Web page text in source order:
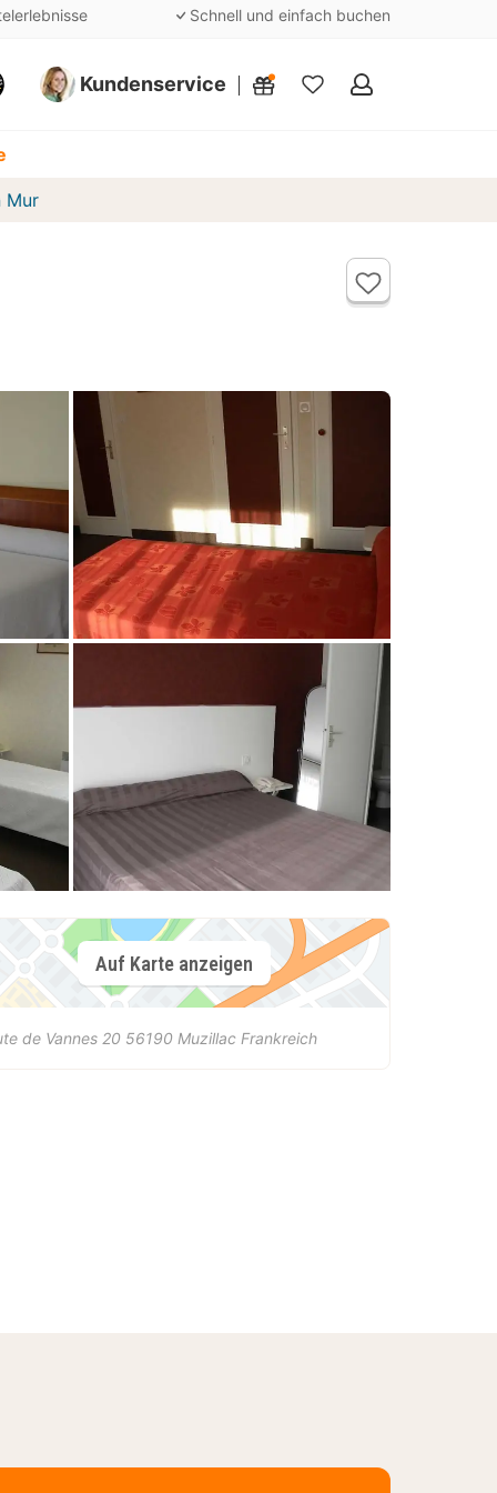
Schnell und einfach buchen
Kundenservice
Meine
Mur
Auf Karte anzeigen
de Vannes 20 56190 Muzillac Frankreich